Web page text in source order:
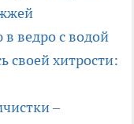
ведро с водой
своей хитрости:
–